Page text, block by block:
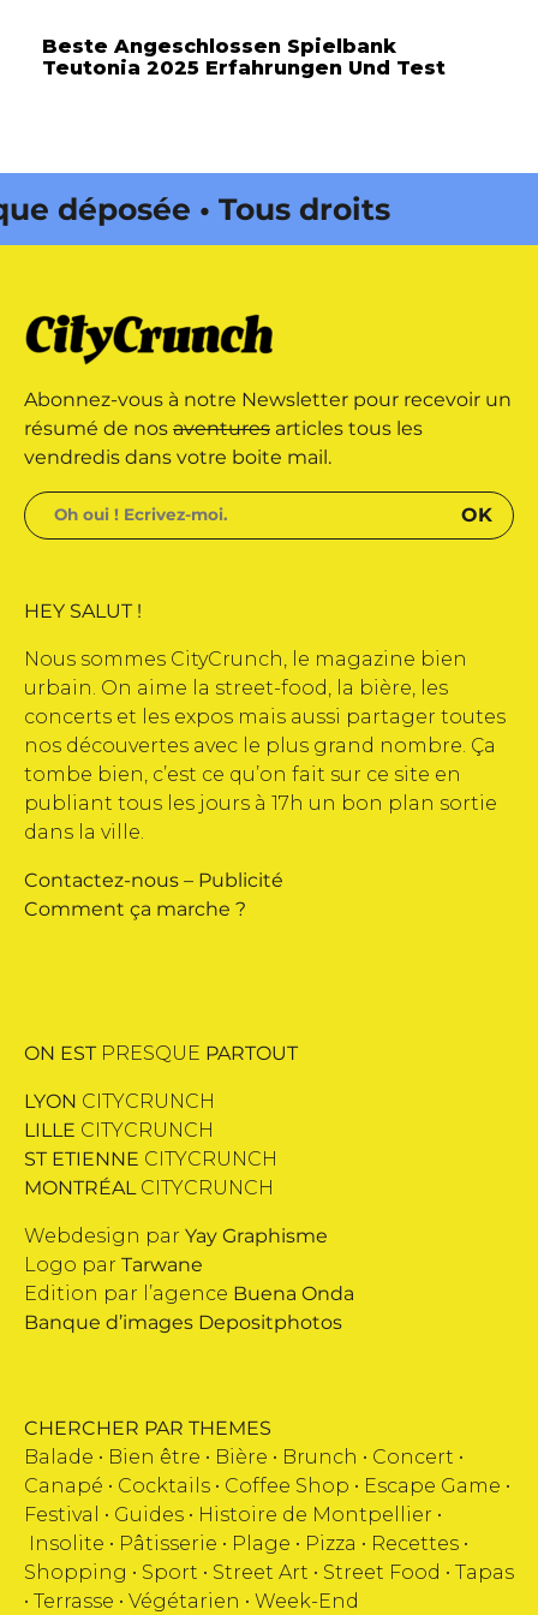
Beste Angeschlossen Spielbank
Teutonia 2025 Erfahrungen Und Test
• Tous droits réservés •
réservés • Magazine édité par
Abonnez-vous à notre Newsletter pour recevoir un
résumé de nos aventures articles tous les
vendredis dans votre boite mail.
HEY SALUT !
Nous sommes CityCrunch, le magazine bien
urbain. On aime la street-food, la bière, les
concerts et les expos mais aussi partager toutes
nos découvertes avec le plus grand nombre. Ça
tombe bien, c’est ce qu’on fait sur ce site en
publiant tous les jours à 17h un bon plan sortie
dans la ville.
Contactez-nous – Publicité
Comment ça marche ?
ON EST PRESQUE PARTOUT
LYON CITYCRUNCH
LILLE CITYCRUNCH
ST ETIENNE CITYCRUNCH
MONTRÉALCITYCRUNCH
Webdesign par Yay Graphisme
Logo par Tarwane
Edition par l’agence Buena Onda
Banque d’images Depositphotos
CHERCHER PAR THEMES
Balade • Bien être • Bière • Brunch • Concert •
Canapé • Cocktails • Coffee Shop • Escape Game •
Festival
• Guides • Histoire de Montpellier •
Insolite • Pâtisserie • Plage • Pizza • Recettes •
Shopping • Sport • Street Art • Street Food • Tapas
• Terrasse • Végétarien • Week-End